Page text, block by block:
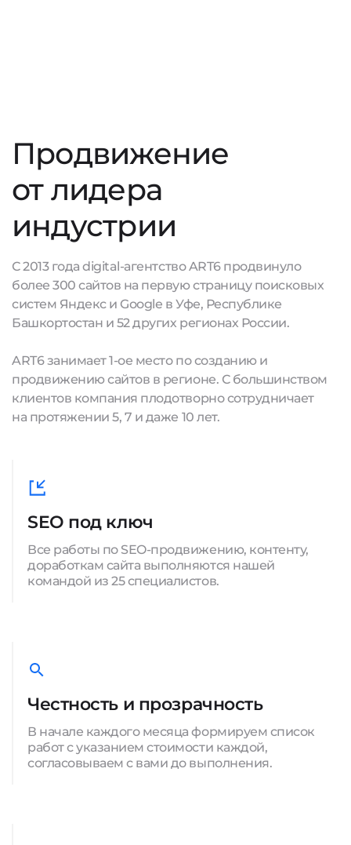
Продвижение
от лидера
индустрии
С 2013 года digital-агентство ART6 продвинуло
более 300 сайтов на первую страницу поисковых
систем Яндекс и Google в Уфе, Республике
Башкортостан и 52 других регионах России.
ART6 занимает 1-ое место по созданию и
продвижению сайтов в регионе. С большинством
клиентов компания плодотворно сотрудничает
на протяжении 5, 7 и даже 10 лет.
SEO под ключ
Все работы по SEO-продвижению, контенту,
доработкам сайта выполняются нашей
командой из 25 специалистов.
Честность и прозрачность
В начале каждого месяца формируем список
работ с указанием стоимости каждой,
согласовываем с вами до выполнения.